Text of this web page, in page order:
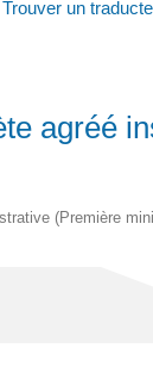
Trouver un
agréé
(Première